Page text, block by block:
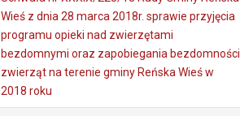
Wieś z dnia 28 marca 2018r. sprawie przyjęcia
programu opieki nad zwierzętami
bezdomnymi oraz zapobiegania bezdomności
zwierząt na terenie gminy Reńska Wieś w
2018 roku